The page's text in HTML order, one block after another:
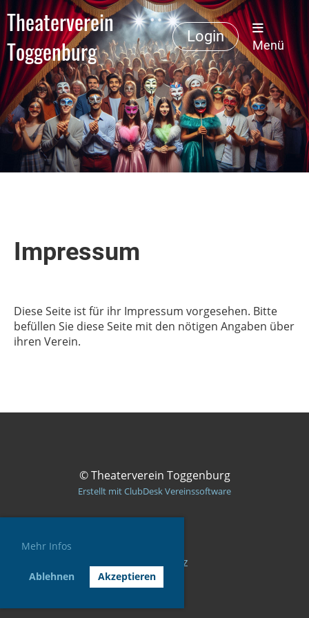
Mehr Infos
Ablehnen Akzeptieren
Theaterverein
Toggenburg
Login
Menü
Impressum
Diese Seite ist für ihr Impressum vorgesehen. Bitte
befüllen Sie diese Seite mit den nötigen Angaben über
ihren Verein.
© Theaterverein Toggenburg
Erstellt mit ClubDesk Vereinssoftware
Datenschutz